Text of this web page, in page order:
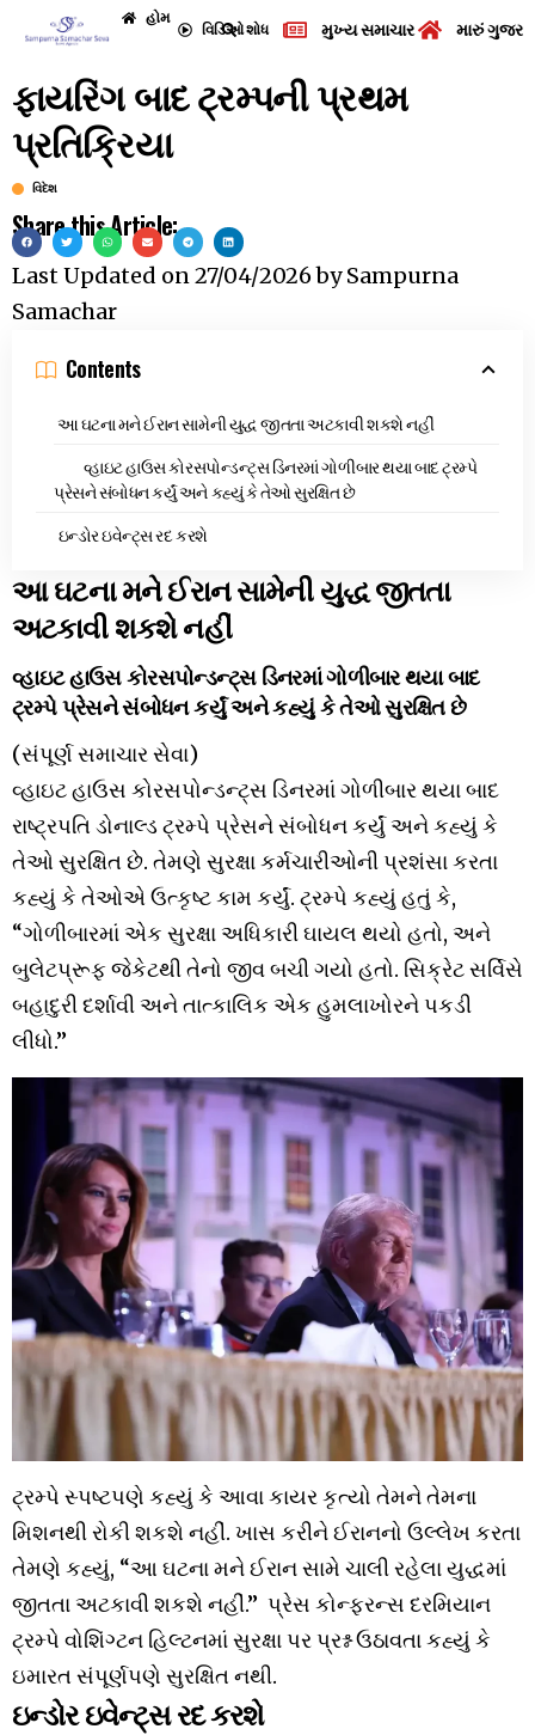
હોમ
વિડિઓશોધ મુખ્ય સમાચાર મારું
ફાયરિંગ બાદ ટ્રમ્પની પ્રથમ
પ્રતિક્રિયા
વિદેશ
Share this Article:
Last Updated on27/04/2026bySampurna
Samachar
Contents
આ ઘટના મને ઈરાન સામેની યુદ્ધ જીતતા અટકાવી શકશે નહીં
વ્હાઇટ હાઉસ કોરસપોન્ડન્ટ્સ ડિનરમાં ગોળીબાર થયા બાદ ટ્રમ્પે
પ્રેસને સંબોધન કર્યું અને કહ્યું કે તેઓ સુરક્ષિત છે
ઇન્ડોર ઇવેન્ટ્સ રદ કરશે
આ ઘટના મને ઈરાન સામેની યુદ્ધ જીતતા
અટકાવી શકશે નહીં
વ્હાઇટ હાઉસ કોરસપોન્ડન્ટ્સ ડિનરમાં ગોળીબાર થયા બાદ
ટ્રમ્પે પ્રેસને સંબોધન કર્યું અને કહ્યું કે તેઓ સુરક્ષિત છે
(સંપૂર્ણ સમાચાર સેવા)​
વ્હાઇટ હાઉસ કોરસપોન્ડન્ટ્સ ડિનરમાં ગોળીબાર થયા બાદ
રાષ્ટ્રપતિ ડોનાલ્ડ ટ્રમ્પે પ્રેસને સંબોધન કર્યું અને કહ્યું કે
તેઓ સુરક્ષિત છે. તેમણે સુરક્ષા કર્મચારીઓની પ્રશંસા કરતા
કહ્યું કે તેઓએ ઉત્કૃષ્ટ કામ કર્યું. ટ્રમ્પે કહ્યું હતું કે,
“ગોળીબારમાં એક સુરક્ષા અધિકારી ઘાયલ થયો હતો, અને
બુલેટપ્રૂફ જેકેટથી તેનો જીવ બચી ગયો હતો. સિક્રેટ સર્વિસે
બહાદુરી દર્શાવી અને તાત્કાલિક એક હુમલાખોરને પકડી
લીધો.”
ટ્રમ્પે સ્પષ્ટપણે કહ્યું કે આવા કાયર કૃત્યો તેમને તેમના
મિશનથી રોકી શકશે નહીં. ખાસ કરીને ઈરાનનો ઉલ્લેખ કરતા
તેમણે કહ્યું, “આ ઘટના મને ઈરાન સામે ચાલી રહેલા યુદ્ધમાં
જીતતા અટકાવી શકશે નહીં.” પ્રેસ કોન્ફરન્સ દરમિયાન
ટ્રમ્પે વોશિંગ્ટન હિલ્ટનમાં સુરક્ષા પર પ્રશ્ન ઉઠાવતા કહ્યું કે
ઇમારત સંપૂર્ણપણે સુરક્ષિત નથી.
ઇન્ડોર ઇવેન્ટ્સ રદ કરશે